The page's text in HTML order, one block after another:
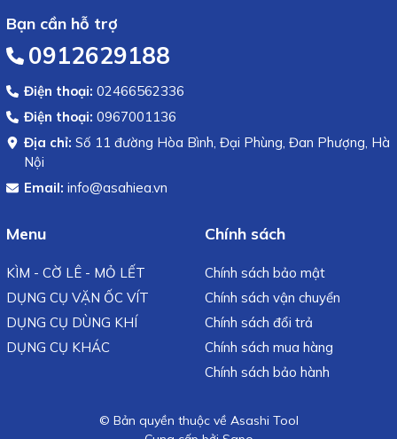
Bạn cần hỗ trợ
0912629188
Điện thoại: 02466562336
Điện thoại: 0967001136
Địa chỉ: Số 11 đường Hòa Bình, Đại Phùng, Đan Phượng, Hà
Nội
Email: info@asahiea.vn
Menu
KÌM - CỜ LÊ - MỎ LẾT
DỤNG CỤ VẶN ỐC VÍT
DỤNG CỤ DÙNG KHÍ
DỤNG CỤ KHÁC
Chính sách
Chính sách bảo mật
Chính sách vận chuyển
Chính sách đổi trả
Chính sách mua hàng
Chính sách bảo hành
© Bản quyền thuộc về Asashi Tool